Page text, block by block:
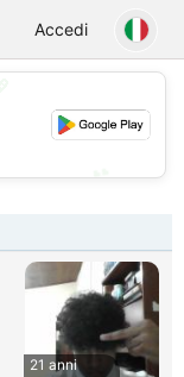
Accedi
21 anni